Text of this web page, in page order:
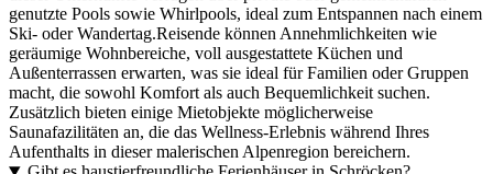
genutzte Pools sowie Whirlpools, ideal zum Entspannen nach einem
Ski- oder Wandertag.Reisende können Annehmlichkeiten wie
geräumige Wohnbereiche, voll ausgestattete Küchen und
Außenterrassen erwarten, was sie ideal für Familien oder Gruppen
macht, die sowohl Komfort als auch Bequemlichkeit suchen.
Zusätzlich bieten einige Mietobjekte möglicherweise
Saunafazilitäten an, die das Wellness-Erlebnis während Ihres
Aufenthalts in dieser malerischen Alpenregion bereichern.